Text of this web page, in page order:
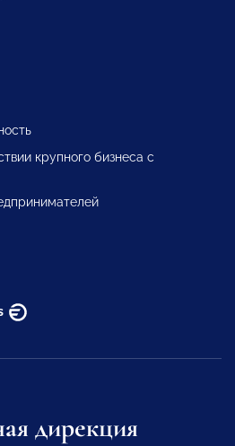
крупного бизнеса с
дирекция